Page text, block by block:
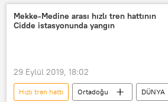
Yüksek Hızlı Tren (YHT)
Recep Tayyip Erdoğan
Mekke-Medine arası hızlı tren hattının
Cidde istasyonunda yangın
29 Eylül 2019, 18:02
Hızlı tren hattı Ortadoğu
DÜNYA